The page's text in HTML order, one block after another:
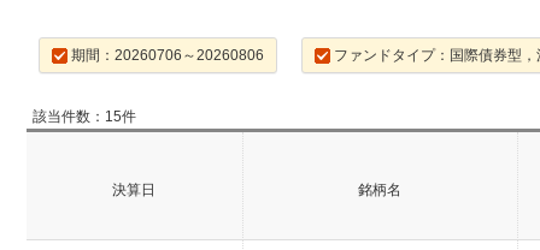
期間：20260706～20260806 ファンドタイプ：国際債券型
該当件数：15件
決算日 銘柄名